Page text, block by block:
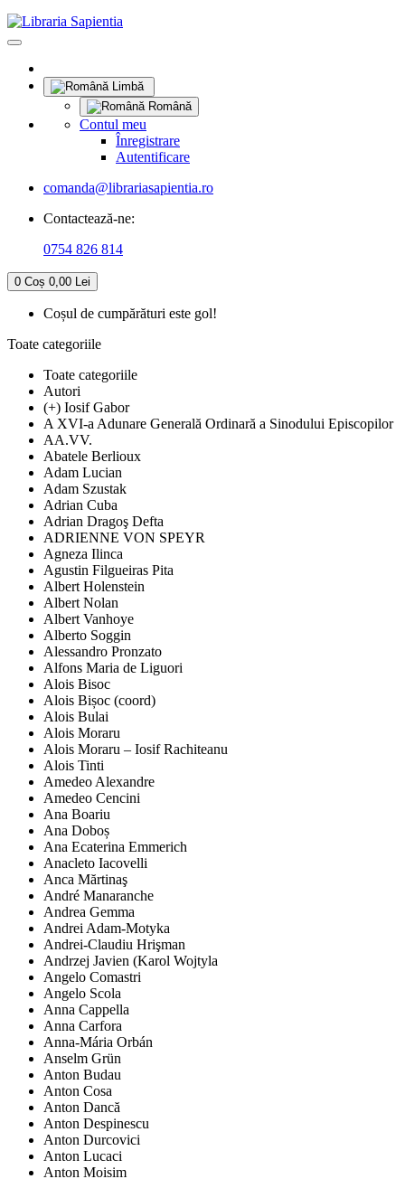
Limbă
Română
Contul meu
Înregistrare
Autentificare
comanda@librariasapientia.ro
Contactează-ne:
0754 826 814
0 Coș 0,00 Lei
Coșul de cumpărături este gol!
Toate categoriile
Toate categoriile
Autori
(+) Iosif Gabor
A XVI-a Adunare Generală Ordinară a Sinodului Episcopilor
AA.VV.
Abatele Berlioux
Adam Lucian
Adam Szustak
Adrian Cuba
Adrian Dragoş Defta
ADRIENNE VON SPEYR
Agneza Ilinca
Agustin Filgueiras Pita
Albert Holenstein
Albert Nolan
Albert Vanhoye
Alberto Soggin
Alessandro Pronzato
Alfons Maria de Liguori
Alois Bisoc
Alois Bișoc (coord)
Alois Bulai
Alois Moraru
Alois Moraru – Iosif Rachiteanu
Alois Tinti
Amedeo Alexandre
Amedeo Cencini
Ana Boariu
Ana Doboș
Ana Ecaterina Emmerich
Anacleto Iacovelli
Anca Mărtinaş
André Manaranche
Andrea Gemma
Andrei Adam-Motyka
Andrei-Claudiu Hrişman
Andrzej Javien (Karol Wojtyla
Angelo Comastri
Angelo Scola
Anna Cappella
Anna Carfora
Anna-Mária Orbán
Anselm Grün
Anton Budau
Anton Cosa
Anton Dancă
Anton Despinescu
Anton Durcovici
Anton Lucaci
Anton Moisim